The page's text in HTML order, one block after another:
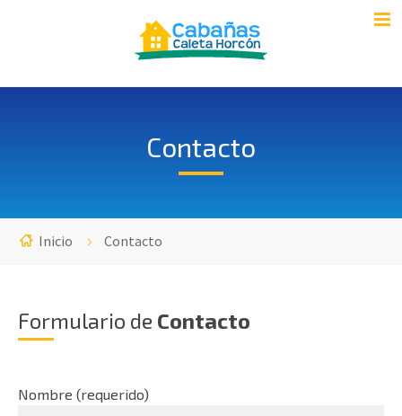
Contacto
Inicio Contacto
Formulario de Contacto
Nombre (requerido)